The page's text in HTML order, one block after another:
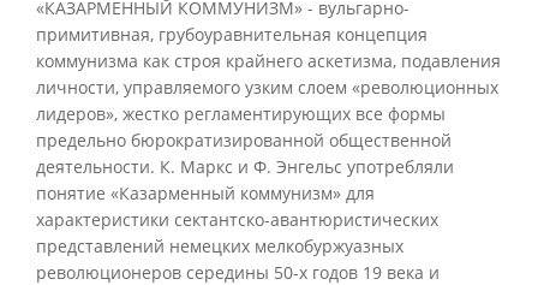
«КАЗАРМЕННЫЙ КОММУНИЗМ» - вульгарно-
примитивная, грубоуравнительная концепция
коммунизма как строя крайнего аскетизма, подавления
личности, управляемого узким слоем «революционных
лидеров», жестко регламентирующих все формы
предельно бюрократизированной общественной
деятельности. К. Маркс и Ф. Энгельс употребляли
понятие «Казарменный коммунизм» для
характеристики сектантско-авантюристических
представлений немецких мелкобуржуазных
революционеров середины 50-х годов 19 века и